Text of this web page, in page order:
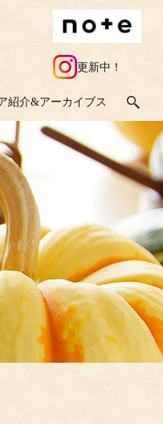
紹介&アーカイブス
更新中！